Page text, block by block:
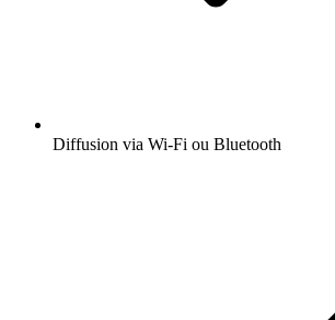
Diffusion via Wi-Fi ou Bluetooth